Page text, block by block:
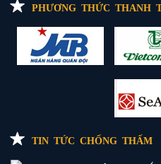
PHƯƠNG THỨC THANH
TIN TỨC CHỐNG THẤM